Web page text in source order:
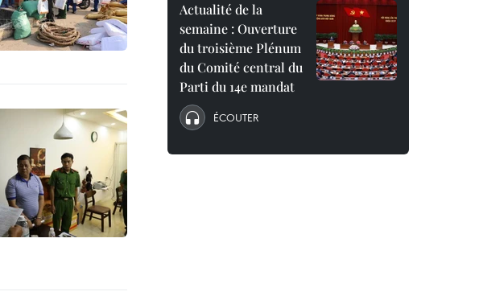
Actualité de la
semaine : Ouverture
du troisième Plénum
du Comité central du
Parti du 14e mandat
ÉCOUTER